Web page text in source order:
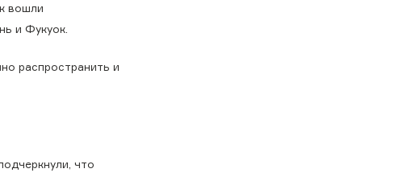
вошли
и Фукуок.
распространить и
что